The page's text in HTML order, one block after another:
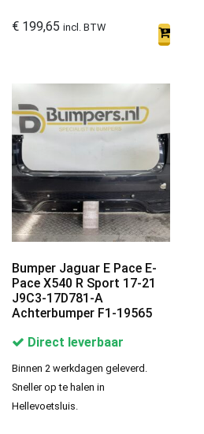
€ 199,65 incl. BTW
Bumper Jaguar E Pace E-
Pace X540 R Sport 17-21
J9C3-17D781-A
Achterbumper F1-19565
Direct leverbaar
Binnen 2 werkdagen geleverd.
Sneller op te halen in
Hellevoetsluis.